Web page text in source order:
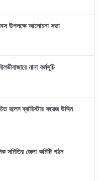
উপলক্ষে আলোচনা সভা
নানা কর্মসূচি
হলেন ব্যারিস্টার ফয়েজ উদ্দিন
সমিতির জেলা কমিটি গঠন